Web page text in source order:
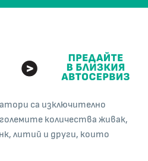
са изключително
количества живак,
литий и други, които